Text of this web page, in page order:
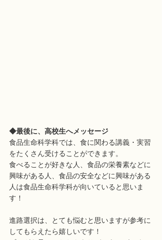
◆最後に、高校生へメッセージ
食品生命科学科では、食に関わる講義・実習
をたくさん受けることができます。
食べることが好きな人、食品の栄養素などに
興味がある人、食品の安全などに興味がある
人は食品生命科学科が向いていると思いま
す！
進路選択は、とても悩むと思いますが参考に
してもらえたら嬉しいです！